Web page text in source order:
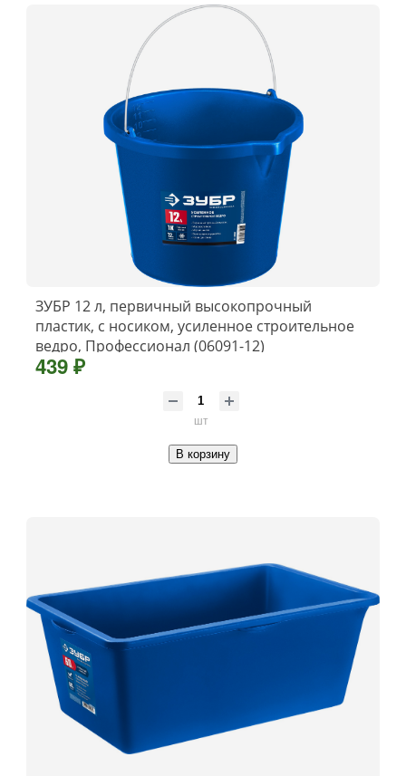
ЗУБР 12 л, первичный высокопрочный
пластик, с носиком, усиленное строительное
ведро, Профессионал (06091-12)
439 ₽
шт
В корзину